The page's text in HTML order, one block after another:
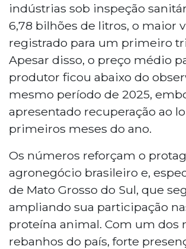
indústrias sob inspeção
6,78 bilhões de litros, o maior
registrado para um primeiro
Apesar disso, o preço médio
produtor ficou abaixo do
mesmo período de 2025,
apresentado recuperação ao
primeiros meses do ano.
Os números reforçam o
agronegócio brasileiro e,
de Mato Grosso do Sul, que
ampliando sua participação
proteína animal. Com um dos
rebanhos do país, forte